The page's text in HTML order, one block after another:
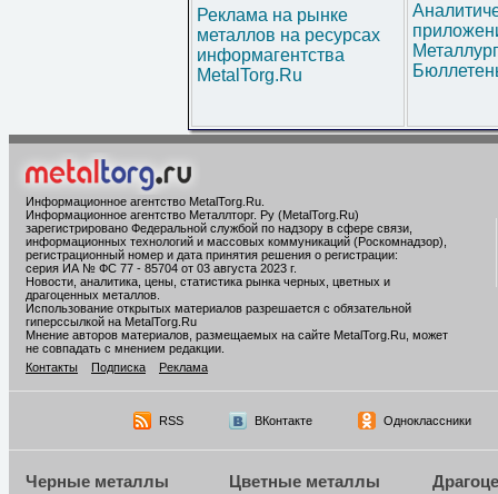
Реклама на рынке
металлов на ресурсах
информагентства
MetalTorg.Ru
Информационное агентство MetalTorg.Ru
Информационное агентство Металлторг. Ру (MetalTorg.Ru)
зарегистрировано Федеральной службой по надзору в сфере связи,
информационных технологий и массовых коммуникаций (Роскомнадзор),
регистрационный номер и дата принятия решения о регистрации:
серия ИА № ФС 77 - 85704 от 03 августа 2023 г.
Новости, аналитика, цены, статистика рынка черных, цветных и
драгоценных металлов.
Использование открытых материалов разрешается с обязательной
гиперссылкой на MetalTorg.Ru
Мнение авторов материалов, размещаемых на сайте MetalTorg.Ru, может
не совпадать с мнением редакции.
Контакты
Подписка Реклама
RSS ВКонтакте Одноклассники
Черные металлы Цветные металлы